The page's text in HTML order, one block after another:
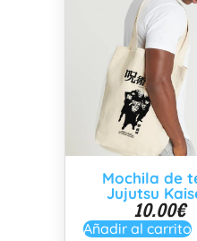
Mochila de
Jujutsu
10.00€
Añadir al carrito